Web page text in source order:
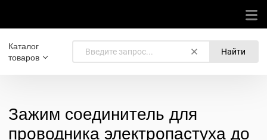
Каталог
товаров
Найти
Зажим соединитель для
проводника электропастуха до